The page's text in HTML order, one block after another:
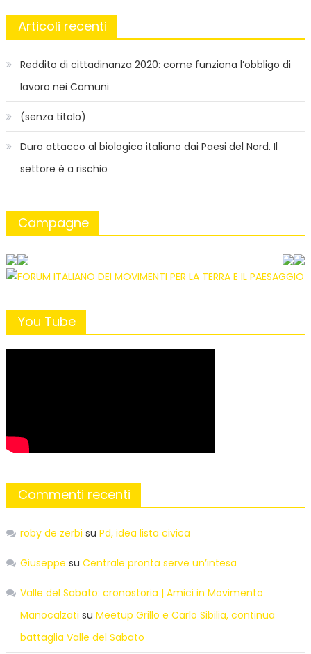
Articoli recenti
Reddito di cittadinanza 2020: come funziona l’obbligo di
lavoro nei Comuni
(senza titolo)
Duro attacco al biologico italiano dai Paesi del Nord. Il
settore è a rischio
Campagne
You Tube
Commenti recenti
roby de zerbi su Pd, idea lista civica
Giuseppe su Centrale pronta serve un’intesa
Valle del Sabato: cronostoria | Amici in Movimento
Manocalzati su Meetup Grillo e Carlo Sibilia, continua
battaglia Valle del Sabato